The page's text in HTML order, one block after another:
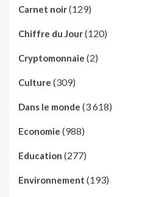
Carnet noir(129)
Chiffre du Jour(120)
Cryptomonnaie (2)
Culture (309)
Dans le monde (3 618)
Economie (988)
Education (277)
Environnement (193)